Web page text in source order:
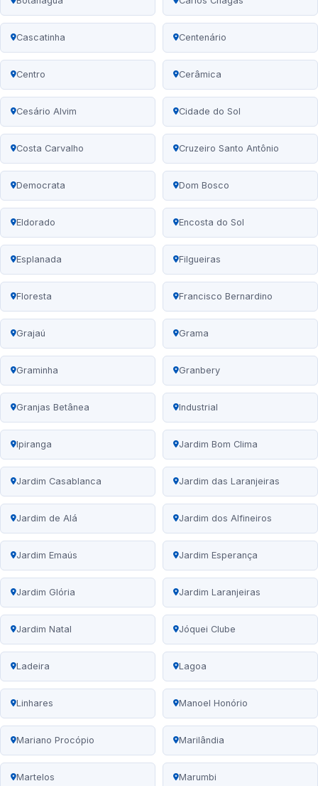
Cascatinha Centenário
Centro Cerâmica
Cesário Alvim Cidade do Sol
Costa Carvalho Cruzeiro Santo Antônio
Democrata Dom Bosco
Eldorado Encosta do Sol
Esplanada Filgueiras
Floresta Francisco Bernardino
Grajaú Grama
Graminha Granbery
Granjas Betânea Industrial
Ipiranga Jardim Bom Clima
Jardim Casablanca Jardim das Laranjeiras
Jardim de Alá Jardim dos Alfineiros
Jardim Emaús Jardim Esperança
Jardim Glória Jardim Laranjeiras
Jardim Natal Jóquei Clube
Ladeira Lagoa
Linhares Manoel Honório
Mariano Procópio Marilândia
Martelos Marumbi